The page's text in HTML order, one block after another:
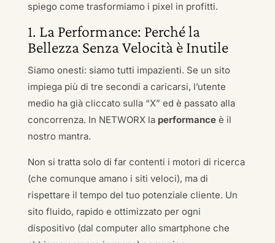
spiego come trasformiamo i pixel in profitti.
1. La Performance: Perché la
Bellezza Senza Velocità è Inutile
Siamo onesti: siamo tutti impazienti. Se un sito
impiega più di tre secondi a caricarsi, l’utente
medio ha già cliccato sulla “X” ed è passato alla
concorrenza. In NETWORX la performanceè il
nostro mantra.
Non si tratta solo di far contenti i motori di ricerca
(che comunque amano i siti veloci), ma di
rispettare il tempo del tuo potenziale cliente. Un
sito fluido, rapido e ottimizzato per ogni
dispositivo (dal computer allo smartphone che